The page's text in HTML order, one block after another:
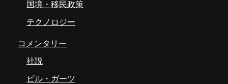
国境・移民政策
テクノロジー
コメンタリー
社説
ビル・ガーツ